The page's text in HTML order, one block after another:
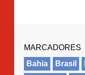
MARCADORES
Bahia
Brasil